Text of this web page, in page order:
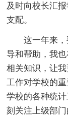
及时向校长汇
支配。
这一年来，
导和帮助，我
相关知识，让
工作对学校的
学校的各种统
刻关注上级部